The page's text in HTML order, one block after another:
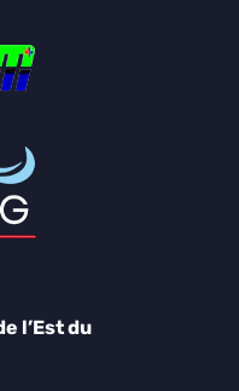
l’Est du